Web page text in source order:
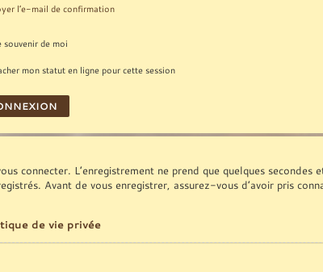
l’e-mail de confirmation
souvenir de moi
mon statut en ligne pour cette session
connecter. L’enregistrement ne prend que quelques
Avant de vous enregistrer, assurez-vous d’avoir pris
de vie privée